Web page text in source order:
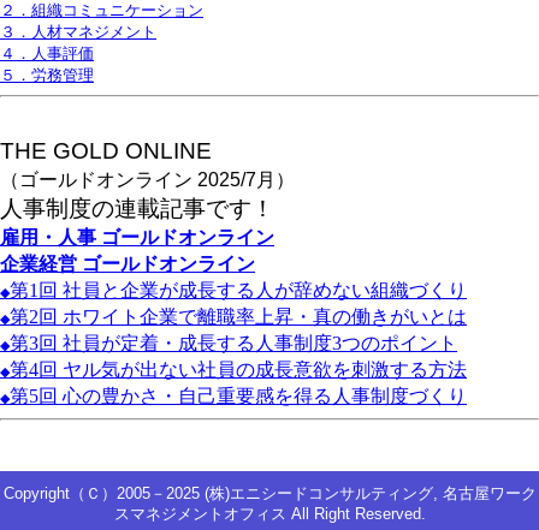
２．組織コミュニケーション
３．人材マネジメント
４．人事評価
５．労務管理
THE GOLD ONLINE
（ゴールドオンライン 2025/7月）
人事制度の連載記事です！
雇用・人事 ゴールドオンライン
企業経営 ゴールドオンライン
◆第1 回 社員と企業が成長する人が辞めない組織づくり
◆第2回 ホワイト企業で離職率上昇・真の働きがいとは
◆第3回 社員が定着・成長する人事制度3つのポイント
◆第4回 ヤル気が出ない社員の成長意欲を刺激する方法
◆第5回 心の豊かさ・自己重要感を得る人事制度づくり
Copyright（Ｃ）2005－2025 (株)エニシードコンサルティング, 名古屋ワーク
スマネジメントオフィス All Right Reserved.